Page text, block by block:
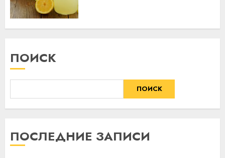
ПОИСК
ПОИСК
ПОСЛЕДНИЕ ЗАПИСИ